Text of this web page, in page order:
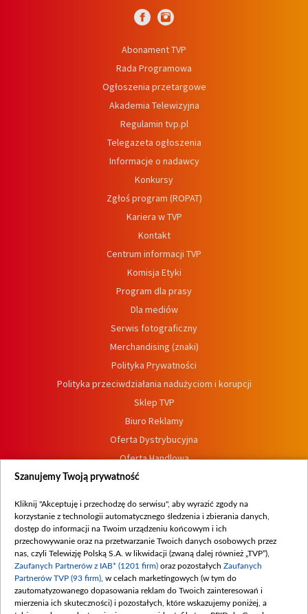
Abonament TVP
Rada Programowa
Ogłoszenia przetargowe
Akademia Telewizyjna
Regulamin tvp.pl
Telegazeta ogłoszenia
Informacje o nadawcy
Konkursy
Zgłoś program (ROPAT)
Kariera w TVP
Kontakt
Centrum informacji TVP
Komisja Etyki
Program dla prasy
Dla mediów
Serwis fotograficzny
Merchandising (znaki)
Polityka Prywatności
Polityka przeciwdziałania nadużyciom i korupcji
Sklep TVP
Biuro Reklamy
Oferta Dystrybucyjna
Oferta Handlowa
Dostępność
Procedura zgłoszeń wewnętrznych
Szanujemy Twoją prywatność
Kliknij "Akceptuję i przechodzę do serwisu", aby wyrazić zgody na
korzystanie z technologii automatycznego śledzenia i zbierania danych,
dostęp do informacji na Twoim urządzeniu końcowym i ich
przechowywanie oraz na przetwarzanie Twoich danych osobowych przez
nas, czyli Telewizję Polską S.A. w likwidacji (zwaną dalej również „TVP”),
Zaufanych Partnerów z IAB* (1201 firm) oraz pozostałych Zaufanych
Partnerów TVP (93 firm) , w celach marketingowych (w tym do
zautomatyzowanego dopasowania reklam do Twoich zainteresowań i
mierzenia ich skuteczności) i pozostałych, które wskazujemy poniżej, a